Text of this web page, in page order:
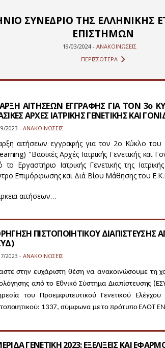
ΣΥΝΕΔΡΙΟ ΤΗΣ ΕΛΛΗΝΙΚΗΣ
ΕΠΙΣΤΗΜΩΝ
19/03/2024 - ΑΝΑΚΟΙΝΩΣΕΙΣ
ΠΕΡΙΣΣΟΤΕΡΑ
ΑΙΤΗΣΕΩΝ ΕΓΓΡΑΦΗΣ ΓΙΑ ΤΟΝ 3ο
AΡΧΕΣ ΙΑΤΡΙΚΗΣ ΓΕΝΕΤΙΚΗΣ ΚΑΙ
2023 - ΑΝΑΚΟΙΝΩΣΕΙΣ
αιτήσεων εγγραφής για τον 2ο Κύκλο
"Βασικές Aρχές Ιατρικής Γενετικής και
το Εργαστήριο Ιατρικής Γενετικής της
Επιμόρφωσης και Διά Βίου Μάθησης του
αιτήσεων…
ΠΙΣΤΟΠΟΙΗΤΙΚΟΥ ΔΙΑΠΙΣΤΕΥΣΗΣ
2023 - ΑΝΑΚΟΙΝΩΣΕΙΣ
στην ευχάριστη θέση να ανακοινώσουμε τη
από το Εθνικό Σύστημα Διαπίστευσης
του Προεμφυτευτικού Γενετικού
1337, σύμφωνα με το πρότυπο ΕΛΟΤ
ΓΕΝΕΤΙΚΗ 2023: ΕΞΕΛΙΞΕΙΣ ΚΑΙ